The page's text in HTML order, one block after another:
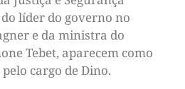
líder do governo no
e da ministra do
Tebet, aparecem como
cargo de Dino.